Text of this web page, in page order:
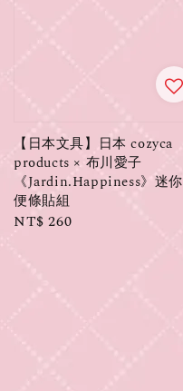
【日本文具】日本 cozyca
products × 布川愛子
《Jardin.Happiness》迷你
便條貼組
Regular
NT$ 260